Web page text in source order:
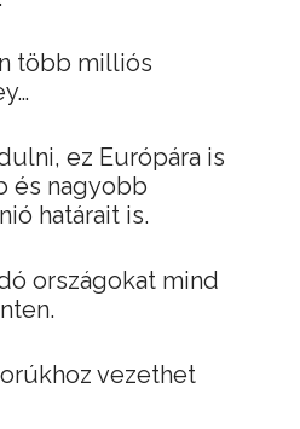
több milliós
ez Európára is
és nagyobb
határait is.
országokat mind
vezethet